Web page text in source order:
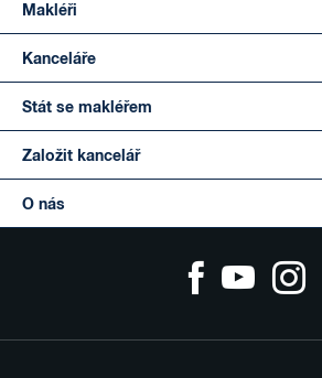
Makléři
Kanceláře
Stát se makléřem
Založit kancelář
O nás